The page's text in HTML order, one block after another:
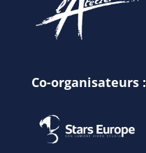
Co-organisateurs :